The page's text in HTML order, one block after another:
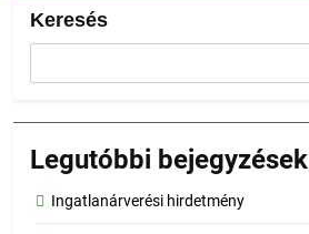
Keresés
Legutóbbi bejegyzések
Ingatlanárverési hirdetmény